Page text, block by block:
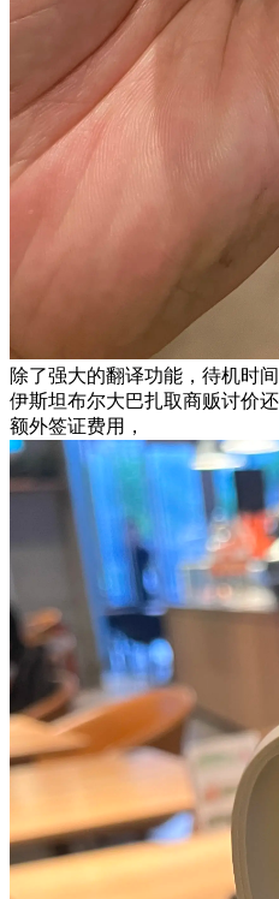
除了强大的翻译功能，待机时
伊斯坦布尔大巴扎取商贩讨价
额外签证费用，